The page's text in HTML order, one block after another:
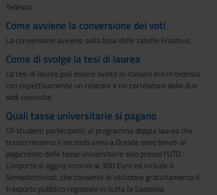
Tedesco.
Come avviene la conversione dei voti
La conversione avviene sulla base delle tabelle Erasmus.
Come di svolge la tesi di laurea
La tesi di laurea può essere svolta in italiano e/o in tedesco
con rispettivamente un relatore e un correlatore delle due
sedi coinvolte.
Quali tasse universitarie si pagano
Gli studenti partecipanti al programma doppia laurea che
trascorreranno il secondo anno a Dresda sono tenuti al
pagamento delle tasse universitarie solo presso l'UTD.
L'importo si aggira intorno ai 300 Euro ed include il
Semesterticket, che consente di utilizzare gratuitamente il
trasporto pubblico regionale in tutta la Sassonia.